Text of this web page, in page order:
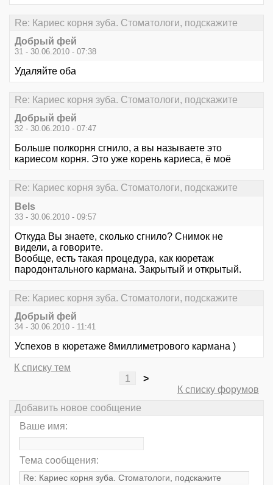
Re: Кариес корня зуба. Стоматологи, подскажите
Добрый фей
31 - 30.06.2010 - 07:38
Удаляйте оба
Re: Кариес корня зуба. Стоматологи, подскажите
Добрый фей
32 - 30.06.2010 - 07:47
Больше полкорня сгнило, а вы называете это
кариесом корня. Это уже корень кариеса, ё моё
Re: Кариес корня зуба. Стоматологи, подскажите
Bels
33 - 30.06.2010 - 09:57
Откуда Вы знаете, сколько сгнило? Снимок не
видели, а говорите.
Вообще, есть такая процедура, как кюретаж
пародонтального кармана. Закрытый и открытый.
Re: Кариес корня зуба. Стоматологи, подскажите
Добрый фей
34 - 30.06.2010 - 11:41
Успехов в кюретаже 8миллиметрового кармана )
К списку тем
1
>
К списку форумов
Добавить новое сообщение
Ваше имя:
Тема сообщения: